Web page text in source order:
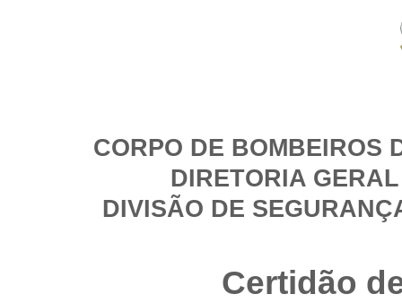
CORPO DE BOMBEIROS
DIRETORIA
DIVISÃO DE
Certidão